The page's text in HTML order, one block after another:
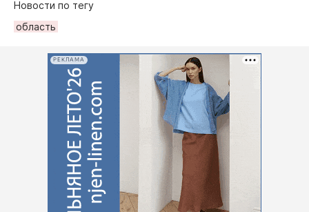
Новости по тегу
область
РЕКЛАМА